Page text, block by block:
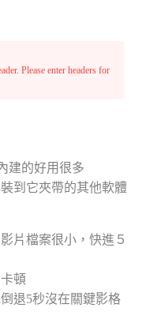
Please enter headers for
建的好用很多
到它夾帶的其他軟體
片檔案很小，快進５
頓
退5秒沒在關鍵影格